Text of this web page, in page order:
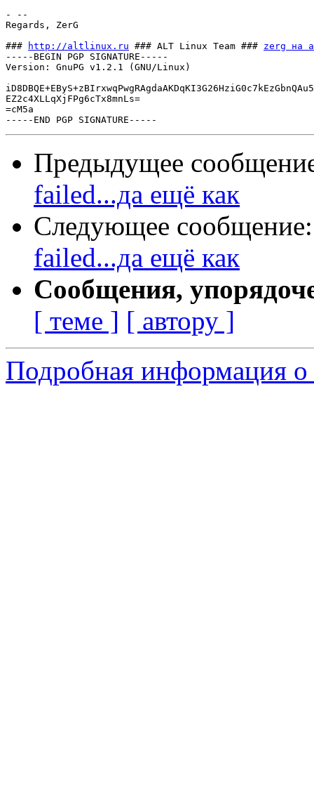
- --
Regards, ZerG
###
http://altlinux.ru ### ALT Linux Team ### zerg на
-----BEGIN PGP SIGNATURE-----
Version: GnuPG v1.2.1 (GNU/Linux)
EZ2c4XLLqXjFPg6cTx8mnLs=
=cM5a
Предыдущее
failed...да ещё как
Следующее
failed...да ещё как
Сообщения,
[ теме ] [ автору ]
Подробная информация о